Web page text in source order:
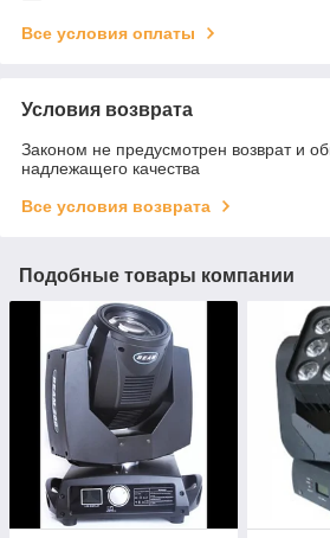
Все условия оплаты
Условия возврата
Законом не предусмотрен возврат и
надлежащего качества
Все условия возврата
Подобные товары компании